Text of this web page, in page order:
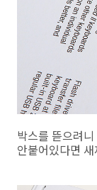
박스를 뜯으려
안붙어있다면